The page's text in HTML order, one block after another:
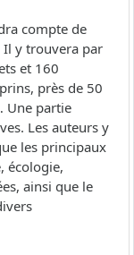
compte de
Il y trouvera par
et 160
près de 50
Une partie
Les auteurs y
les principaux
écologie,
ainsi que le